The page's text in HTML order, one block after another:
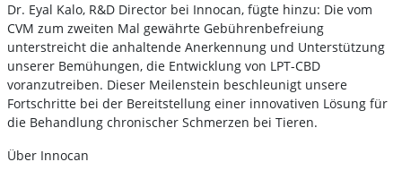
Dr. Eyal Kalo, R&D Director bei Innocan, fügte hinzu: Die vom
CVM zum zweiten Mal gewährte Gebührenbefreiung
unterstreicht die anhaltende Anerkennung und Unterstützung
unserer Bemühungen, die Entwicklung von LPT-CBD
voranzutreiben. Dieser Meilenstein beschleunigt unsere
Fortschritte bei der Bereitstellung einer innovativen Lösung für
die Behandlung chronischer Schmerzen bei Tieren.
Über Innocan